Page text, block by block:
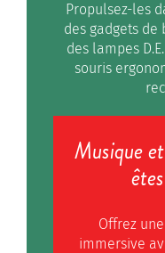
Propulsez-les
des gadgets
des lampes
souris
Musique
Offrez
immersive